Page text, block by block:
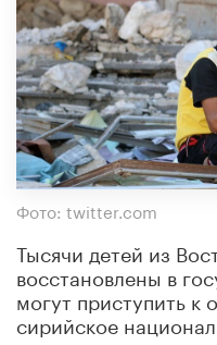
Фото: twitter.com
Тысячи детей из
восстановлены в
могут приступить
сирийское